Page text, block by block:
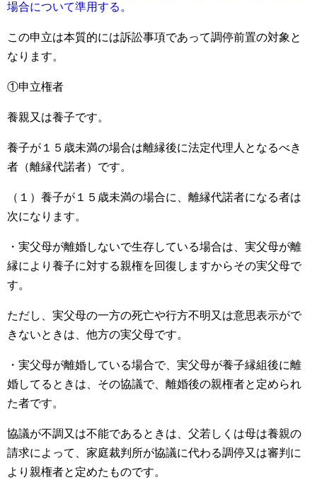
場合について準用する。
この申立は本質的には訴訟事項であって調停前置の対象と
なります。
①申立権者
養親又は養子です。
養子が１５歳未満の場合は離縁後に法定代理人となるべき
者（離縁代諾者）です。
（１）養子が１５歳未満の場合に、離縁代諾者になる者は
次になります。
・実父母が離婚しないで生存している場合は、実父母が離
縁により養子に対する親権を回復しますからその実父母で
す。
ただし、実父母の一方の死亡や行方不明又は意思表示がで
きないときは、他方の実父母です。
・実父母が離婚している場合で、実父母が養子縁組後に離
婚してるときは、その協議で、離婚後の親権者と定められ
た者です。
協議が不調又は不能であるときは、父若しくは母は養親の
請求によって、家庭裁判所が協議に代わる調停又は審判に
より親権者と定めたものです。